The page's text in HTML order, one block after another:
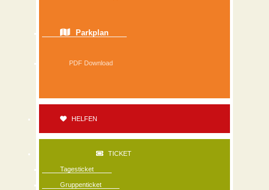
Parkplan
PDF Download
HELFEN
TICKET
Tagesticket
Gruppenticket